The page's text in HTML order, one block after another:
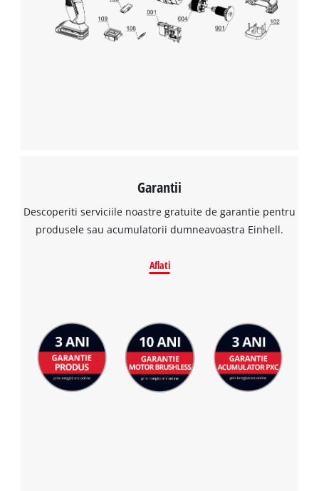
to the list of technologies used.
Powered byUsercentrics Consent
Garantii
Descoperiti serviciile noastre gratuite de garantie pentru
produsele sau acumulatorii dumneavoastra Einhell.
Aflati